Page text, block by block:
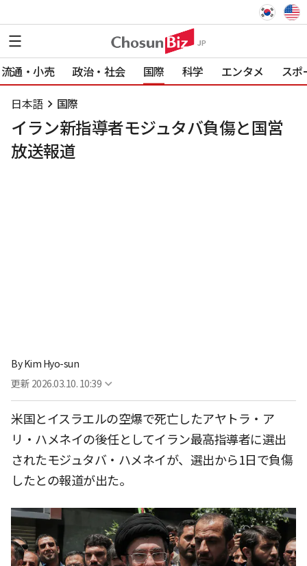
流通・小売 政治・社会 国際 科学 エンタメ スポ
日本語 国際
イラン新指導者モジュタバ負傷と国営
放送報道
By Kim Hyo-sun
更新 2026.03.10. 10:39
米国とイスラエルの空爆で死亡したアヤトラ・ア
リ・ハメネイの後任としてイラン最高指導者に選出
されたモジュタバ・ハメネイが、選出から1日で負傷
したとの報道が出た。